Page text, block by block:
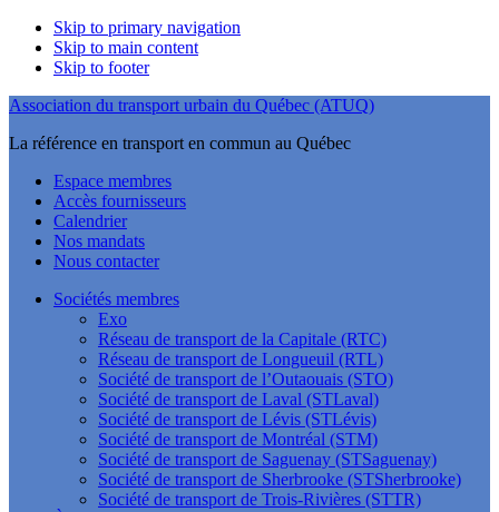
Skip to primary navigation
Skip to main content
Skip to footer
Association du transport urbain du Québec (ATUQ)
La référence en transport en commun au Québec
Espace membres
Accès fournisseurs
Calendrier
Nos mandats
Nous contacter
Sociétés membres
Exo
Réseau de transport de la Capitale (RTC)
Réseau de transport de Longueuil (RTL)
Société de transport de l’Outaouais (STO)
Société de transport de Laval (STLaval)
Société de transport de Lévis (STLévis)
Société de transport de Montréal (STM)
Société de transport de Saguenay (STSaguenay)
Société de transport de Sherbrooke (STSherbrooke)
Société de transport de Trois-Rivières (STTR)